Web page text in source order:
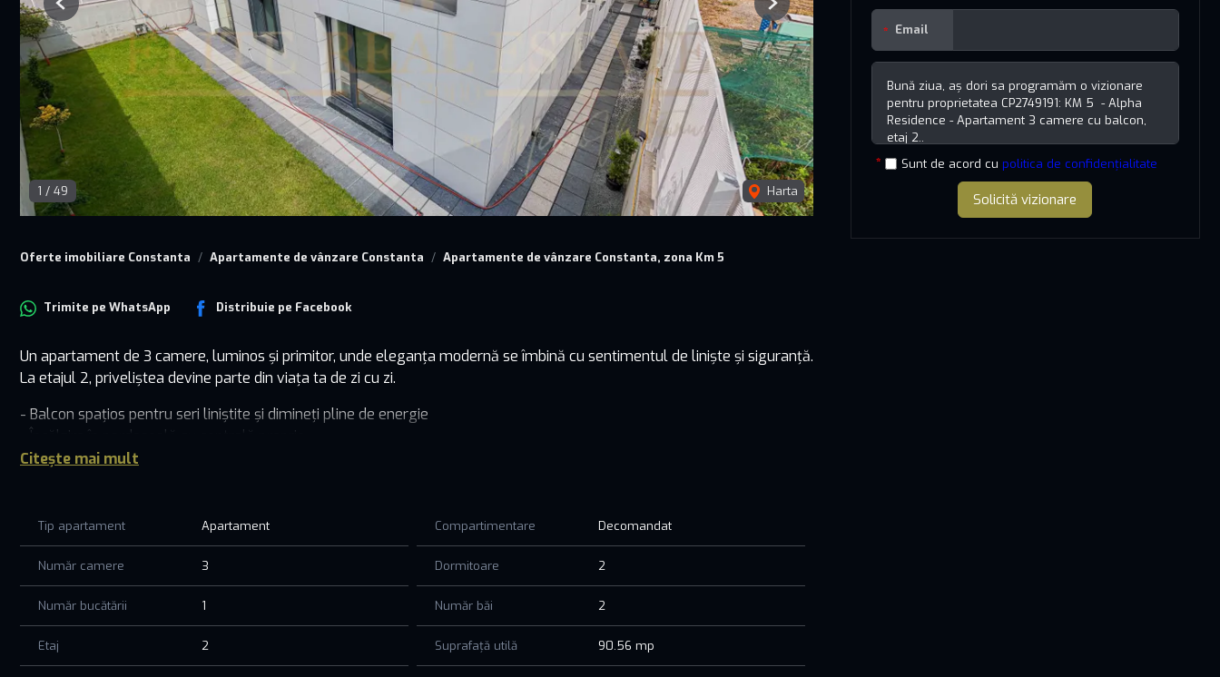
1 / 49 Harta
Previous Next
Oferte imobiliare Constanta Apartamente de vânzare Constanta Apartamente de vânzare Constanta, zona Km 5
Trimite pe WhatsApp Distribuie pe Facebook
Un apartament de 3 camere, luminos și primitor, unde eleganța modernă se îmbină cu sentimentul de liniște și siguranță.
La etajul 2, priveliștea devine parte din viața ta de zi cu zi.
- Balcon spațios pentru seri liniștite și dimineți pline de energie
- Încălzire în pardoseală cu centrală proprie
- 2 băi, bucătărie separată și compartimentare inteligentă
Aici fiecare cameră respiră lumină, iar fiecare detaliu este gândit pentru confortul tău.
Un loc unde nu doar locuiești, ci te bucuri de fiecare zi acasă.
Citește mai mult
Tip apartament Apartament Compartimentare Decomandat
Număr camere 3 Dormitoare 2
Număr bucătării 1 Număr băi 2
Etaj 2 Suprafață utilă 90.56 mp
Email
Sunt de acord cu politica de confidențialitate
Solicită vizionare